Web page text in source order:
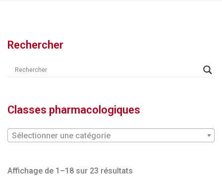
Affichage de 1–18 sur 23 résultats
Rechercher
Classes pharmacologiques
Sélectionner une catégorie